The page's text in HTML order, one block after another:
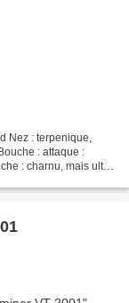
Nez : terpenique,
: attaque :
: charnu, mais ultra